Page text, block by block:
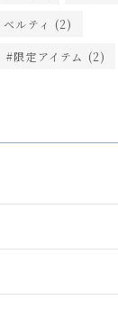
ベルティ (2)
限定アイテム (2)